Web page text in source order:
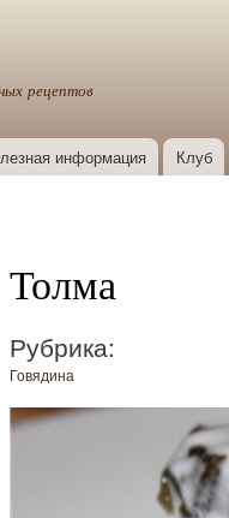
рецептов
информация Клуб
Толма
Рубрика:
Говядина